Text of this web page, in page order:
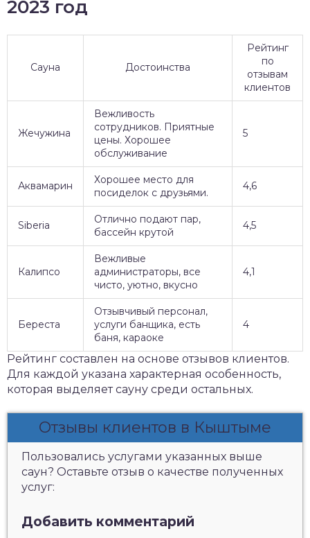
2023 год
Сауна Достоинства
Рейтинг
по
отзывам
клиентов
Жечужина
Вежливость
сотрудников. Приятные
цены. Хорошее
обслуживание
5
Аквамарин
Хорошее место для
посиделок с друзьями.
4,6
Siberia
Отлично подают пар,
бассейн крутой
4,5
Калипсо
Вежливые
администраторы, все
чисто, уютно, вкусно
4,1
Береста
Отзывчивый персонал,
услуги банщика, есть
баня, караоке
4
Рейтинг составлен на основе отзывов клиентов.
Для каждой указана характерная особенность,
которая выделяет сауну среди остальных.
Отзывы клиентов в Кыштыме
Пользовались услугами указанных выше
саун? Оставьте отзыв о качестве полученных
услуг:
Добавить комментарий